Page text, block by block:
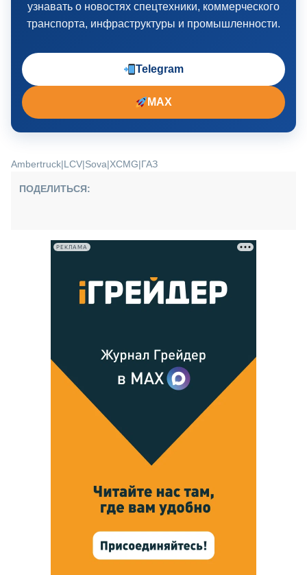
узнавать о новостях спецтехники, коммерческого
транспорта, инфраструктуры и промышленности.
Telegram
MAX
Ambertruck|LCV|Sova|XCMG|ГАЗ
ПОДЕЛИТЬСЯ:
РЕКЛАМА